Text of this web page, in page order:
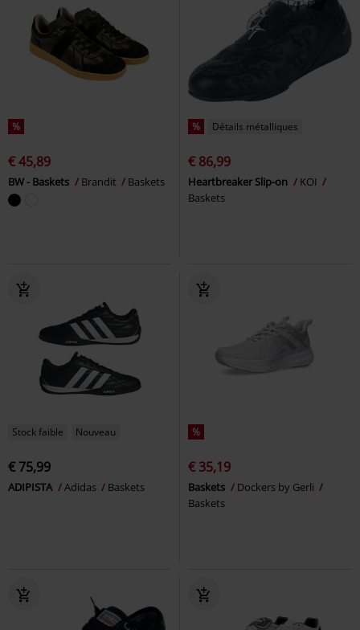
%
€ 45,89
BW - Baskets Brandit Baskets
% Détails métalliques
€ 86,99
Heartbreaker Slip-on
KOI
Baskets
Stock faible Nouveau
€ 75,99
ADIPISTA Adidas Baskets
%
€ 35,19
Baskets
Dockers by Gerli
Baskets